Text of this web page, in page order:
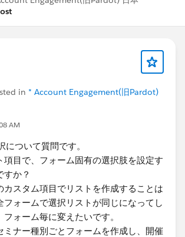
in * Account Engagement(旧Pardot)
AM
ついて質問です。
項目で、フォーム固有の選択肢を設定す
すか？
カスタム項目でリストを作成することは
フォームで選択リストが同じになってし
フォーム毎に変えたいです。
ミナー種別ごとフォームを作成し、開催